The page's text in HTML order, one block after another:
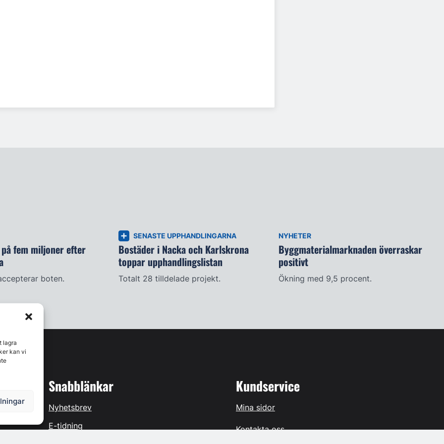
lagra
kan vi
på fem miljoner efter
boten.
SENASTE UPPHANDLINGARNA
Bostäder i Nacka och Karlskrona
toppar upphandlingslistan
Totalt 28 tilldelade projekt.
NYHETER
Byggmaterialmarknaden överraskar
positivt
Ökning med 9,5 procent.
Snabblänkar
Nyhetsbrev
E-tidning
Kundservice
Mina sidor
Kontakta oss